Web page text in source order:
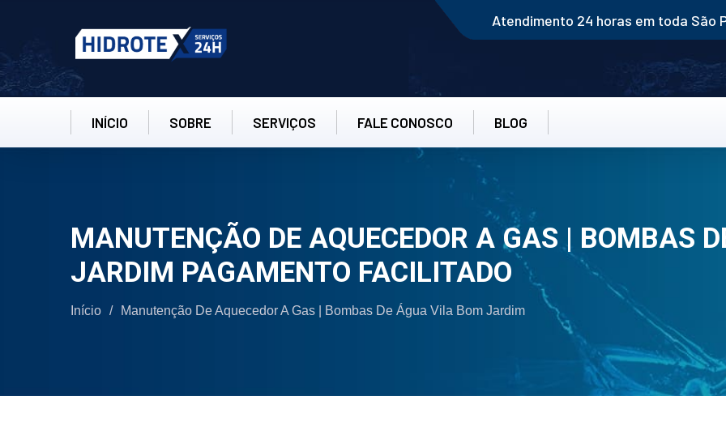
Atendimento 24 horas em toda São
INÍCIO SOBRE SERVIÇOS FALE CONOSCO BLOG
MANUTENÇÃO DE AQUECEDOR A GAS | BOMBAS
JARDIM PAGAMENTO FACILITADO
Início / Manutenção De Aquecedor A Gas | Bombas De Água Vila Bom Jardim